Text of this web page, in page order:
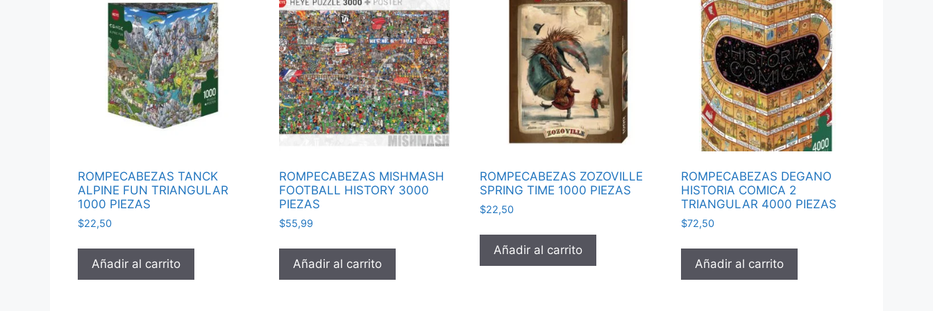
ROMPECABEZAS TANCK
ALPINE FUN TRIANGULAR
1000 PIEZAS
$22,50
Añadir al carrito
ROMPECABEZAS MISHMASH
FOOTBALL HISTORY 3000
PIEZAS
$55,99
Añadir al carrito
ROMPECABEZAS ZOZOVILLE
SPRING TIME 1000 PIEZAS
$22,50
Añadir al carrito
ROMPECABEZAS DEGANO
HISTORIA COMICA 2
TRIANGULAR 4000 PIEZAS
$72,50
Añadir al carrito